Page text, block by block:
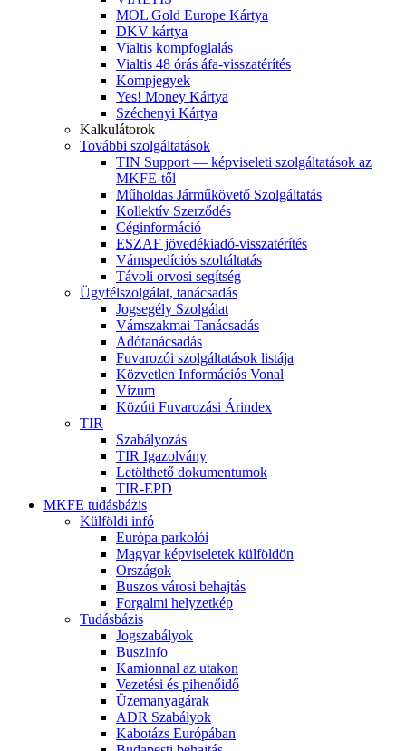
MOL Gold Europe Kártya
DKV kártya
Vialtis kompfoglalás
Vialtis 48 órás áfa-visszatérítés
Kompjegyek
Yes! Money Kártya
Széchenyi Kártya
Kalkulátorok
További szolgáltatások
TIN Support — képviseleti szolgáltatások az
MKFE-től
Műholdas Járműkövető Szolgáltatás
Kollektív Szerződés
Céginformáció
ESZAF jövedékiadó-visszatérítés
Vámspedíciós szoltáltatás
Távoli orvosi segítség
Ügyfélszolgálat, tanácsadás
Jogsegély Szolgálat
Vámszakmai Tanácsadás
Adótanácsadás
Fuvarozói szolgáltatások listája
Közvetlen Információs Vonal
Vízum
Közúti Fuvarozási Árindex
TIR
Szabályozás
TIR Igazolvány
Letölthető dokumentumok
TIR-EPD
MKFE tudásbázis
Külföldi infó
Európa parkolói
Magyar képviseletek külföldön
Országok
Buszos városi behajtás
Forgalmi helyzetkép
Tudásbázis
Jogszabályok
Buszinfo
Kamionnal az utakon
Vezetési és pihenőidő
Üzemanyagárak
ADR Szabályok
Kabotázs Európában